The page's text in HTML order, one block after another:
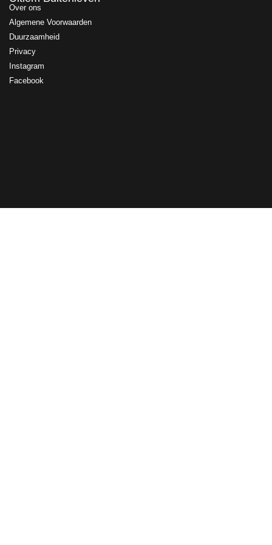
Over ons
Algemene Voorwaarden
Duurzaamheid
Privacy
Instagram
Facebook